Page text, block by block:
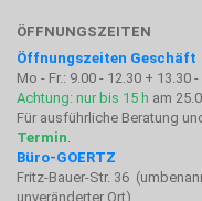
ÖFFNUNGSZEITEN
Öffnungszeiten Geschäft
Mo - Fr.: 9.00 - 12.30 + 13.30
Achtung: nur bis 15 h am
Für ausführliche Beratung
Termin.
Büro-GOERTZ
Fritz-Bauer-Str. 36
unveränderter Ort)